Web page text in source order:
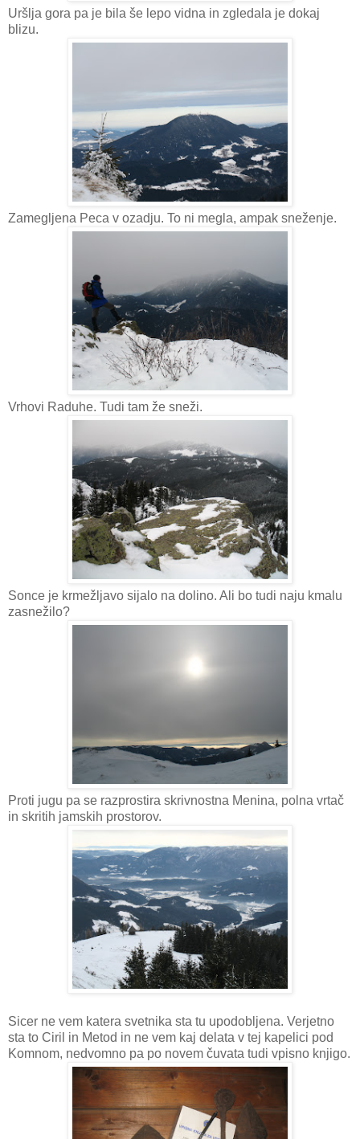
Uršlja gora pa je bila še lepo vidna in zgledala je dokaj
blizu.
Zamegljena Peca v ozadju. To ni megla, ampak sneženje.
Vrhovi Raduhe. Tudi tam že sneži.
Sonce je krmežljavo sijalo na dolino. Ali bo tudi naju kmalu
zasnežilo?
Proti jugu pa se razprostira skrivnostna Menina, polna vrtač
in skritih jamskih prostorov.
Sicer ne vem katera svetnika sta tu upodobljena. Verjetno
sta to Ciril in Metod in ne vem kaj delata v tej kapelici pod
Komnom, nedvomno pa po novem čuvata tudi vpisno knjigo.